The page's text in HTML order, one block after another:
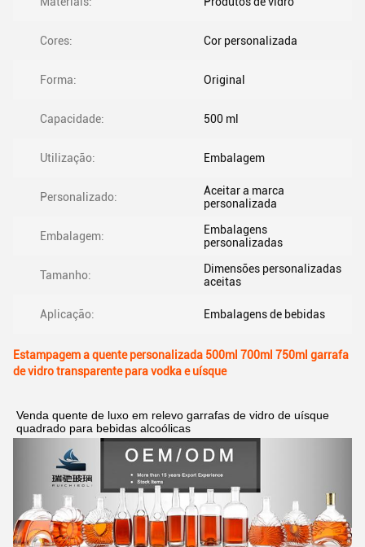
Cores: Cor personalizada
Forma: Original
Capacidade: 500 ml
Utilização: Embalagem
Personalizado:
Aceitar a marca
personalizada
Embalagem:
Embalagens
personalizadas
Tamanho:
Dimensões personalizadas
aceitas
Aplicação: Embalagens de bebidas
Estampagem a quente personalizada 500ml 700ml 750ml garrafa
de vidro transparente para vodka e uísque
Venda quente de luxo em relevo garrafas de vidro de uísque
quadrado para bebidas alcoólicas